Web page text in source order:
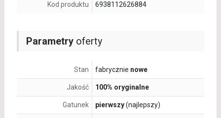
Parametryoferty
Stan fabrycznie nowe
Jakość 100% oryginalne
Gatunek pierwszy(najlepszy)
Kod produktu 6938112626884